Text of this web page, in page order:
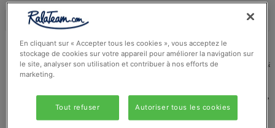
© Ralateam2026| Ralateam B.V., Registered in the
Reg Number 862510673
Registered Office: Ralateam B.V., Laan van Vredenoord 33,
2289DA Rijswijk, Netherlands
En cliquant sur « Accepter tous les cookies », vous acceptez le
stockage de cookies sur votre appareil pour améliorer la navigation sur
le site, analyser son utilisation et contribuer à nos efforts de
marketing.
Tout refuser Autoriser tous les cookies